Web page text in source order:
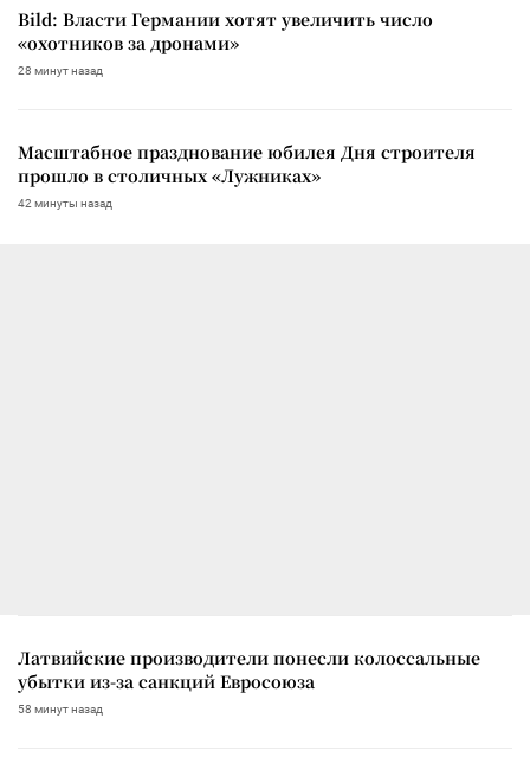
Bild: Власти Германии хотят увеличить число
«охотников за дронами»
28 минут назад
Масштабное празднование юбилея Дня строителя
прошло в столичных «Лужниках»
42 минуты назад
Латвийские производители понесли колоссальные
убытки из-за санкций Евросоюза
58 минут назад